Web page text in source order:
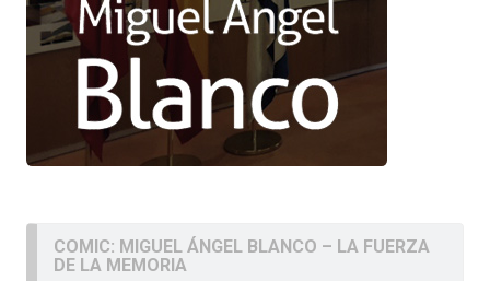
COMIC: MIGUEL ÁNGEL BLANCO – LA FUERZA
DE LA MEMORIA